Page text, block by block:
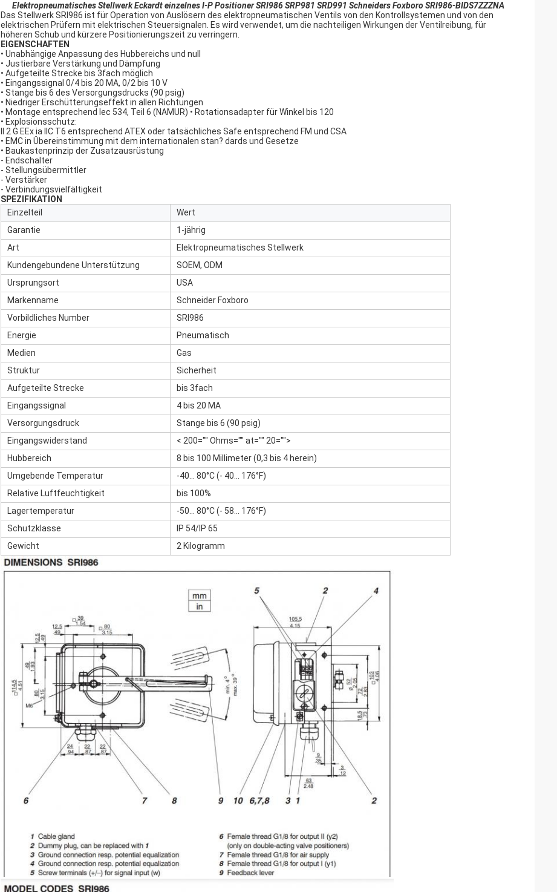
Elektropneumatisches Stellwerk Eckardt einzelnes I-P Positioner SRI986 SRP981 SRD991 Schneiders Foxboro SRI986-BIDS7ZZZNA
Das Stellwerk SRI986 ist für Operation von Auslösern des elektropneumatischen Ventils von den Kontrollsystemen und von den
elektrischen Prüfern mit elektrischen Steuersignalen. Es wird verwendet, um die nachteiligen Wirkungen der Ventilreibung, für
höheren Schub und kürzere Positionierungszeit zu verringern.
EIGENSCHAFTEN
• Unabhängige Anpassung des Hubbereichs und null
• Justierbare Verstärkung und Dämpfung
• Aufgeteilte Strecke bis 3fach möglich
• Eingangssignal 0/4 bis 20 MA, 0/2 bis 10 V
• Stange bis 6 des Versorgungsdrucks (90 psig)
• Niedriger Erschütterungseffekt in allen Richtungen
• Montage entsprechend Iec 534, Teil 6 (NAMUR) • Rotationsadapter für Winkel bis 120
• Explosionsschutz:
II 2 G EEx ia IIC T6 entsprechend ATEX oder tatsächliches Safe entsprechend FM und CSA
• EMC in Übereinstimmung mit dem internationalen stan? dards und Gesetze
• Baukastenprinzip der Zusatzausrüstung
- Endschalter
- Stellungsübermittler
- Verstärker
- Verbindungsvielfältigkeit
SPEZIFIKATION
Einzelteil
Wert
Garantie
1-jährig
Art
Elektropneumatisches Stellwerk
Kundengebundene Unterstützung
SOEM, ODM
Ursprungsort
USA
Markenname
Schneider Foxboro
Vorbildliches Number
SRI986
Energie
Pneumatisch
Medien
Gas
Struktur
Sicherheit
Aufgeteilte Strecke
bis 3fach
Eingangssignal
4 bis 20 MA
Versorgungsdruck
Stange bis 6 (90 psig)
Eingangswiderstand
< 200="" Ohms="" at="" 20="">
Hubbereich
8 bis 100 Millimeter (0,3 bis 4 herein)
Umgebende Temperatur
-40… 80°C (- 40… 176°F)
Relative Luftfeuchtigkeit
bis 100%
Lagertemperatur
-50… 80°C (- 58… 176°F)
Schutzklasse
IP 54/IP 65
Gewicht
2 Kilogramm